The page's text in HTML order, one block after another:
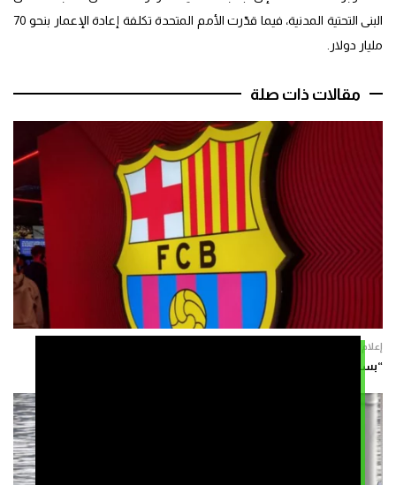
البنى التحتية المدنية، فيما قدّرت الأمم المتحدة تكلفة إعادة الإعمار بنحو 70
مليار دولار.
مقالات ذات صلة
إعلام
“بسبب الظروف الراهنة”.. برشلونة يلغي مباراته الودية في المغرب